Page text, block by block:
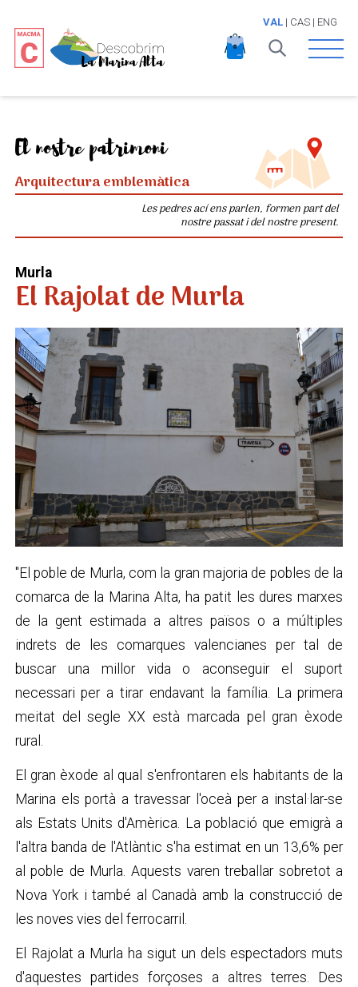
VAL| CAS| ENG
Open
El nostre patrimoni
Arquitectura emblemàtica
Les pedres ací ens parlen, formen part del
nostre passat i del nostre present.
Murla
El Rajolat de Murla
"El poble de Murla, com la gran majoria de pobles de la
comarca de la Marina Alta, ha patit les dures marxes
de la gent estimada a altres països o a múltiples
indrets de les comarques valencianes per tal de
buscar una millor vida o aconseguir el suport
necessari per a tirar endavant la família. La primera
meitat del segle XX està marcada pel gran èxode
rural.
El gran èxode al qual s'enfrontaren els habitants de la
Marina els portà a travessar l'oceà per a instal·lar-se
als Estats Units d'Amèrica. La població que emigrà a
l'altra banda de l'Atlàntic s'ha estimat en un 13,6% per
al poble de Murla. Aquests varen treballar sobretot a
Nova York i també al Canadà amb la construcció de
les noves vies del ferrocarril.
El Rajolat a Murla ha sigut un dels espectadors muts
d'aquestes partides forçoses a altres terres. Des